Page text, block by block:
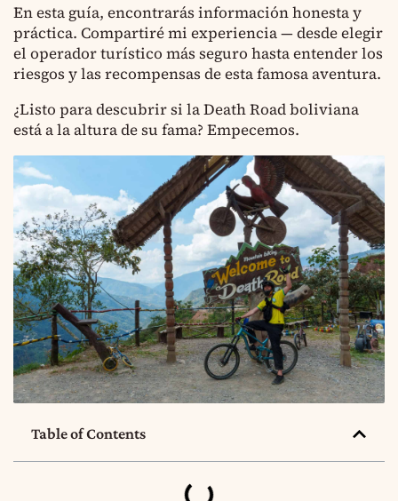
En esta guía, encontrarás información honesta y
práctica. Compartiré mi experiencia — desde elegir
el operador turístico más seguro hasta entender los
riesgos y las recompensas de esta famosa aventura.
¿Listo para descubrir si la Death Road boliviana
está a la altura de su fama? Empecemos.
Table of Contents